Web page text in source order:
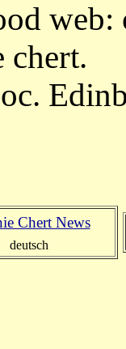
chert.
Chert News
deutsch